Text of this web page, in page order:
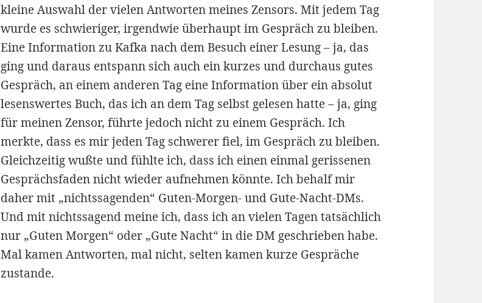
kleine Auswahl der vielen Antworten meines Zensors. Mit jedem Tag
wurde es schwieriger, irgendwie überhaupt im Gespräch zu bleiben.
Eine Information zu Kafka nach dem Besuch einer Lesung – ja, das
ging und daraus entspann sich auch ein kurzes und durchaus gutes
Gespräch, an einem anderen Tag eine Information über ein absolut
lesenswertes Buch, das ich an dem Tag selbst gelesen hatte – ja, ging
für meinen Zensor, führte jedoch nicht zu einem Gespräch. Ich
merkte, dass es mir jeden Tag schwerer fiel, im Gespräch zu bleiben.
Gleichzeitig wußte und fühlte ich, dass ich einen einmal gerissenen
Gesprächsfaden nicht wieder aufnehmen könnte. Ich behalf mir
daher mit „nichtssagenden“ Guten-Morgen- und Gute-Nacht-DMs.
Und mit nichtssagend meine ich, dass ich an vielen Tagen tatsächlich
nur „Guten Morgen“ oder „Gute Nacht“ in die DM geschrieben habe.
Mal kamen Antworten, mal nicht, selten kamen kurze Gespräche
zustande.